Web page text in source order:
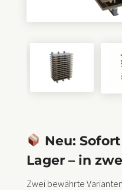
Neu:
Lager – in
Zwei bewährte